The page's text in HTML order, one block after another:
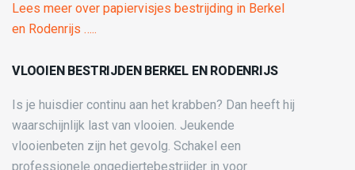
Lees meer over papiervisjes bestrijding in Berkel
en Rodenrijs …..
VLOOIEN BESTRIJDEN BERKEL EN RODENRIJS
Is je huisdier continu aan het krabben? Dan heeft hij
waarschijnlijk last van vlooien. Jeukende
vlooienbeten zijn het gevolg. Schakel een
professionele ongediertebestrijder in voor